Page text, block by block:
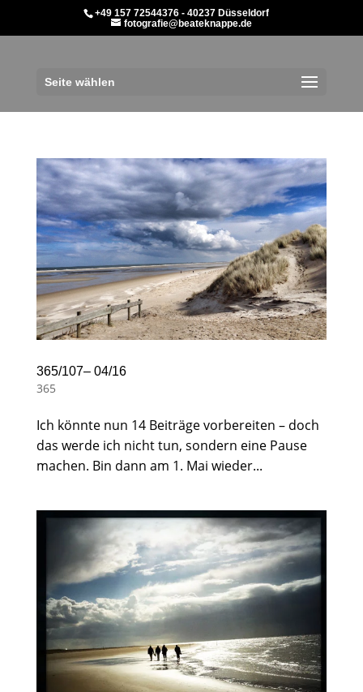
+49 157 72544376 - 40237 Düsseldorf
fotografie@beateknappe.de
Seite wählen
365/107– 04/16
365
Ich könnte nun 14 Beiträge vorbereiten – doch
das werde ich nicht tun, sondern eine Pause
machen. Bin dann am 1. Mai wieder...